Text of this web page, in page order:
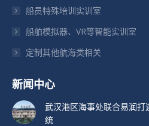
打
打
打
船员特殊培训实训室
船舶模拟器、VR等智能实训室
定制其他航海类相关
新闻中心
武汉港区海事处联合易润打
统